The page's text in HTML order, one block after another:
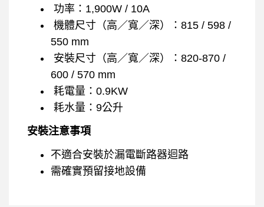
功率：1,900W / 10A
機體尺寸（高／寬／深）：815 / 598 /
550 mm
安裝尺寸（高／寬／深）：820-870 /
600 / 570 mm
耗電量：0.9KW
耗水量：9公升
安裝注意事項​
不適合安裝於漏電斷路器迴路
需確實預留接地設備